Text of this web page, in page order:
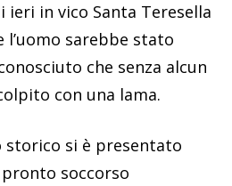
ieri in vico Santa Teresella
l’uomo sarebbe stato
che senza alcun
con una lama.
storico si è presentato
soccorso